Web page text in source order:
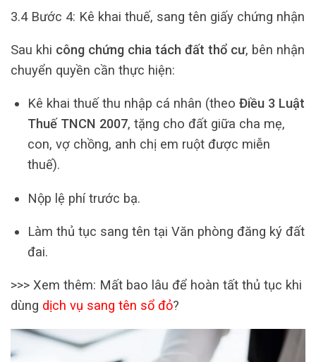
3.4 Bước 4: Kê khai thuế, sang tên giấy chứng nhận
Sau khi công chứng chia tách đất thổ cư, bên nhận
chuyển quyền cần thực hiện:
Kê khai thuế thu nhập cá nhân (theo Điều 3 Luật
Thuế TNCN 2007, tặng cho đất giữa cha mẹ,
con, vợ chồng, anh chị em ruột được miễn
thuế).
Nộp lệ phí trước bạ.
Làm thủ tục sang tên tại Văn phòng đăng ký đất
đai.
>>> Xem thêm: Mất bao lâu để hoàn tất thủ tục khi
dùng dịch vụ sang tên sổ đỏ?